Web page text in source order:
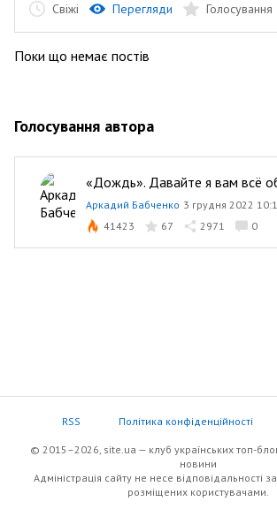
Свіжі Перегляди Голосування
Поки що немає постів
Голосування автора
«Дождь». Давайте я вам всё
Аркадий Бабченко 3 грудня 2022
41423
67 2971 0
RSS Політика конфіденційності
© 2015–2026, site.ua — клуб українських топ-
новини
Адміністрація сайту не несе відповідальності
розміщених користувачами.